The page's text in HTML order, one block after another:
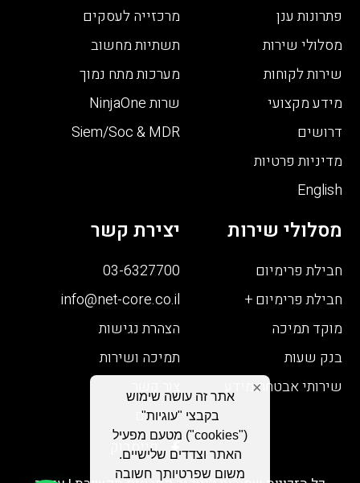
פתרונות ענן
מסלולי שירות
שירות לקוחות
מידע מקצועי
דרושים
מדיניות פרטיות
English
מרכזייה לעסקים
תשתיות מחשוב
מערכות מתח נמוך
שרות NinjaOne
Siem/Soc & MDR
מסלולי שירות
חבילת פרימיום
חבילת פרימיום +
מוקד תמיכה
בנק שעות
שירותי אבטחת מידע
יצירת קשר
03-6327700
info@net-core.co.il
הצהרת נגישות
תמיכה ושירות
דרושים
פייסבוק
×
אתר זה עושה שימוש
בקבצי "עוגיות"
("cookies") מטעם מפעיל
האתר וצדדים שלישיים.
משום שפרטיותך חשובה